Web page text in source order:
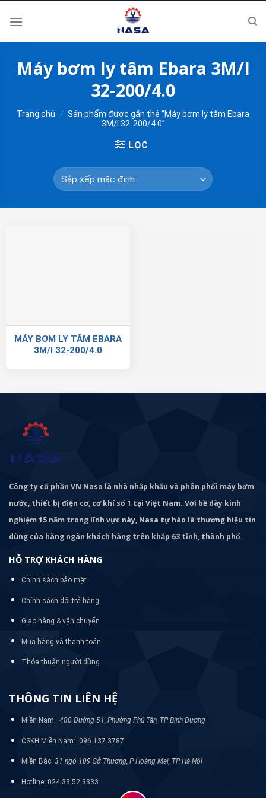
Máy bơm ly tâm Ebara 3M/I
32-200/4.0
Trang chủ / Sản phẩm được gắn thẻ “Máy bơm ly tâm Ebara
3M/I 32-200/4.0”
LỌC
MÁY BƠM LY TÂM EBARA
3M/I 32-200/4.0
Công ty cổ phần VN Nasa là nhà nhập khẩu và phân phối máy bơm
nước, thiết bị điện cơ, cơ khí số 1 tại Việt Nam. Với bề dày kinh
nghiệm 15 năm trong lĩnh vực này, Nasa tự hào là thương hiệu tin
dùng của hàng ngàn khách hàng trên khắp 63 tỉnh, thành phố.
HỖ TRỢ KHÁCH HÀNG
Chính sách bảo mật
Chính sách đổi trả hàng
Giao hàng & vận chuyển
Mua hàng và thanh toán
Thỏa thuận người dùng
THÔNG TIN LIÊN HỆ
Miền Nam: 480 Đường 51, Phường Phú Tân, TP Bình Dương
CSKH Miền Nam: 096 137 3787
Miền Bắc: 31 ngõ 109 Sở Thượng, P Hoàng Mai, TP Hà Nội
Hotline: 024 33 52 3333